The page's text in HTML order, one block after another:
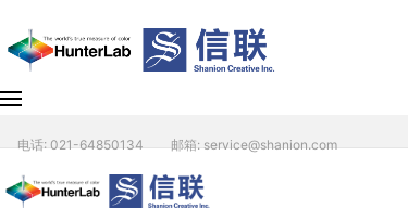
电话: 021-64850134 邮箱: service@shanion.com